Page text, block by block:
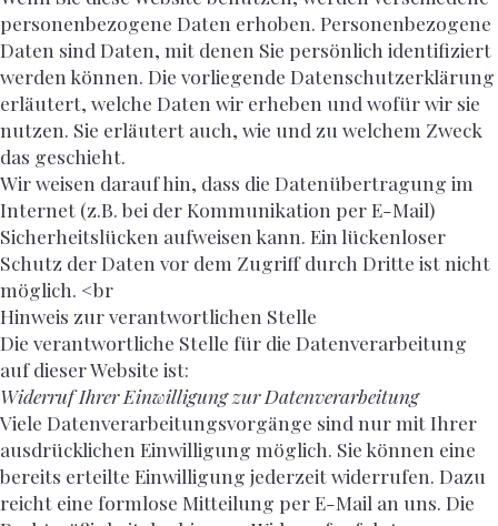
personenbezogene Daten erhoben. Personenbezogene
Daten sind Daten, mit denen Sie persönlich identifiziert
werden können. Die vorliegende Datenschutzerklärung
erläutert, welche Daten wir erheben und wofür wir sie
nutzen. Sie erläutert auch, wie und zu welchem Zweck
das geschieht.
Wir weisen darauf hin, dass die Datenübertragung im
Internet (z.B. bei der Kommunikation per E-Mail)
Sicherheitslücken aufweisen kann. Ein lückenloser
Schutz der Daten vor dem Zugriff durch Dritte ist nicht
möglich. <br
Hinweis zur verantwortlichen Stelle
Die verantwortliche Stelle für die Datenverarbeitung
auf dieser Website ist:
Widerruf Ihrer Einwilligung zur Datenverarbeitung
Viele Datenverarbeitungsvorgänge sind nur mit Ihrer
ausdrücklichen Einwilligung möglich. Sie können eine
bereits erteilte Einwilligung jederzeit widerrufen. Dazu
reicht eine formlose Mitteilung per E-Mail an uns. Die